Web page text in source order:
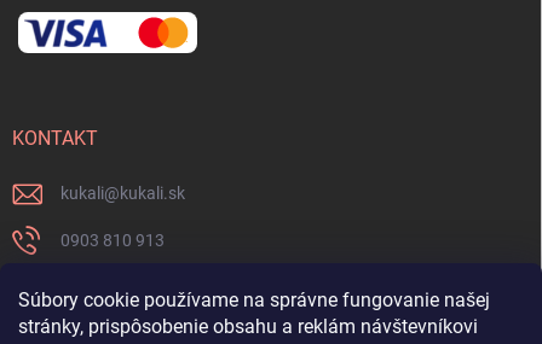
Súbory cookie používame na správne fungovanie našej
stránky, prispôsobenie obsahu a reklám návštevníkovi
KONTAKT
kukali@kukali.sk
0903 810 913
0903 810 913
Nenechajte si ujsť novinky a sledujte nás na FB